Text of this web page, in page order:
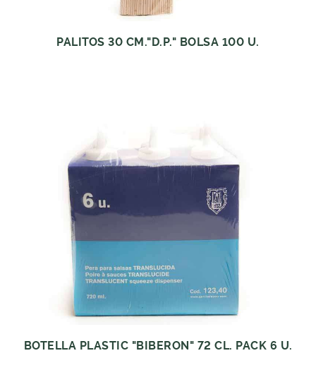
PALITOS 30 CM."D.P." BOLSA 100 U.
BOTELLA PLASTIC "BIBERON" 72 CL. PACK 6 U.